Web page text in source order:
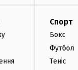
Спорт
Бокс
Футбол
Теніс